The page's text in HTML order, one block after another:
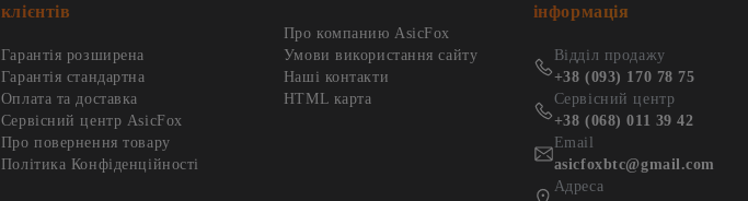
клієнтів
Гарантія розширена
Гарантія стандартна
Оплата та доставка
Сервісний центр AsicFox
Про повернення товару
Політика Конфіденційності
Про компанию AsicFox
Умови використання сайту
Наші контакти
HTML карта
інформація
Відділ продажу
+38 (093) 170 78 75
Сервісний центр
+38 (068) 011 39 42
Email
asicfoxbtc@gmail.com
Адреса